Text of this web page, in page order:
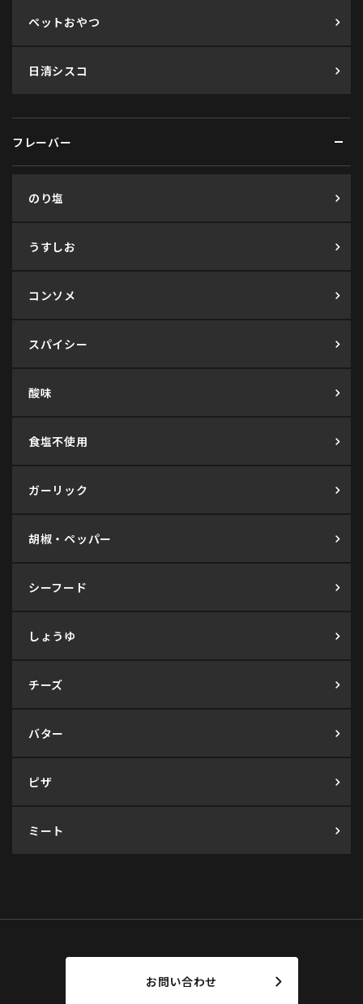
ペットおやつ
日清シスコ
フレーバー
のり塩
うすしお
コンソメ
スパイシー
酸味
食塩不使用
ガーリック
胡椒・ペッパー
シーフード
しょうゆ
チーズ
バター
ピザ
ミート
お問い合わせ